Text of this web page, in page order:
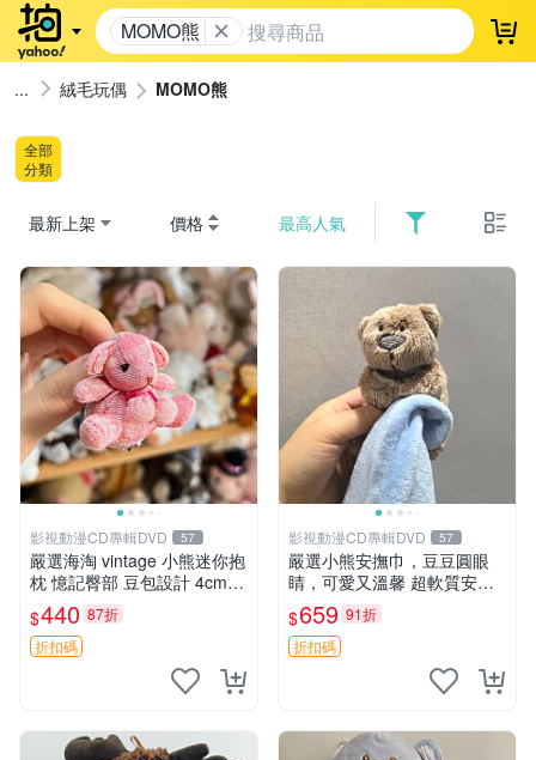
MOMO熊 登
絨毛玩偶 MOMO熊
全部
分類
最新上架 價格 最高人氣
影視動漫CD專輯DVD 57
嚴選海淘 vintage 小熊迷你抱
枕 憶記臀部 豆包設計 4cm
高 推薦收藏 迷你豆包小熊、
高臀部、豆袋抱枕
$440 87折
折扣碼
影視動漫CD專輯DVD 57
嚴選小熊安撫巾，豆豆圓眼
睛，可愛又溫馨 超軟質安撫
巾，豆豆設計，哄睡好幫手
約克豆豆眼安撫巾 數碼豆豆
眼
$659 91折
折扣碼